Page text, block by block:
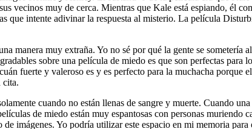
vecinos muy de cerca. Mientras que Kale está espiando, él
que intente adivinar la respuesta al misterio. La película
manera muy extraña. Yo no sé por qué la gente se sometería
sobre una película de miedo es que son perfectas
fuerte y valeroso es y es perfecto para la muchacha
cita.
cuando no están llenas de sangre y muerte. Cuando
de miedo están muy espantosas con personas muriendo
imágenes. Yo podría utilizar este espacio en mi memoria